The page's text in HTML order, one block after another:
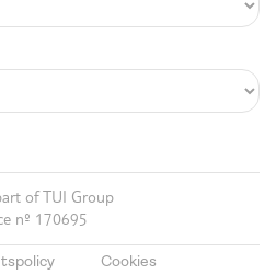
of TUI Group
nº 170695
Cookies